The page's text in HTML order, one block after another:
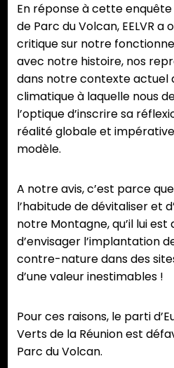
En réponse à cette
de Parc du Volcan, EELVR
critique sur notre
avec notre histoire, nos
dans notre contexte actuel
climatique à laquelle nous
l’optique d’inscrire sa
réalité globale et
modèle.
A notre avis, c’est parce
l’habitude de dévitaliser et
notre Montagne, qu’il lui est
d’envisager l’implantation
contre-nature dans des
d’une valeur inestimables !
Pour ces raisons, le parti
Verts de la Réunion est
Parc du Volcan.